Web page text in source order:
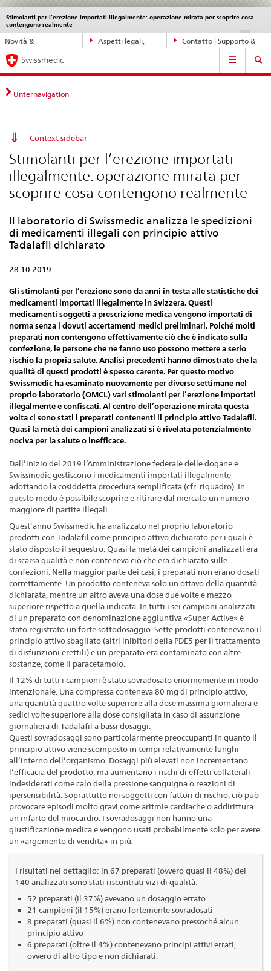
Navigazione
diretta:
novità,
aspetti
legali,
contatto
Novità &
Aspetti legali,
Contatto | Supporto &
Stimolanti per l’erezione importati illegalmente: operazione mirata per scoprire cosa
contengono realmente
DE IT
Service
navigation
Navigation
Swissmedic
Unternavigation
Context sidebar
Stimolanti per l’erezione importati
illegalmente: operazione mirata per
scoprire cosa contengono realmente
Il laboratorio di Swissmedic analizza le spedizioni
di medicamenti illegali con principio attivo
Tadalafil dichiarato
28.10.2019
Gli stimolanti per l’erezione sono da anni in testa alle statistiche dei
medicamenti importati illegalmente in Svizzera. Questi
medicamenti soggetti a prescrizione medica vengono importati di
norma senza i dovuti accertamenti medici preliminari. Poiché molti
preparati non contengono effettivamente ciò che è indicato sulla
confezione, le persone che ne fanno uso possono mettere a serio
rischio la propria salute. Analisi precedenti hanno dimostrato che la
qualità di questi prodotti è spesso carente. Per questo motivo
Swissmedic ha esaminato nuovamente per diverse settimane nel
proprio laboratorio (OMCL) vari stimolanti per l’erezione importati
illegalmente e confiscati. Al centro dell’operazione mirata questa
volta ci sono stati i preparati contenenti il principio attivo Tadalafil.
Quasi la metà dei campioni analizzati si è rivelata potenzialmente
nociva per la salute o inefficace.
Dall’inizio del 2019 l’Amministrazione federale delle dogane e
Swissmedic gestiscono i medicamenti importati illegalmente
adottando la cosiddetta procedura semplificata (cfr. riquadro). In
questo modo è possibile scoprire e ritirare dal mercato un numero
maggiore di partite illegali.
Quest’anno Swissmedic ha analizzato nel proprio laboratorio
prodotti con Tadalafil come principio attivo dichiarato per i quali è
stato disposto il sequestro. Quasi la metà dei campioni analizzati era
di scarsa qualità e non conteneva ciò che era dichiarato sulle
confezioni. Nella maggior parte dei casi, i preparati non erano dosati
correttamente. Un prodotto conteneva solo un ottavo della quantità
dichiarata, mentre un altro aveva una dose due volte e mezzo
superiore rispetto a quella indicata. In tutti i sei campioni analizzati
di un preparato con denominazione aggiuntiva «Super Active» è
stato registrato un forte sottodosaggio. Sette prodotti contenevano il
principio attivo sbagliato (altri inibitori della PDE5 per il trattamento
di disfunzioni erettili) e un preparato era contaminato con altre
sostanze, come il paracetamolo.
Il 12% di tutti i campioni è stato sovradosato enormemente in modo
intenzionale. Una compressa conteneva 80 mg di principio attivo,
una quantità quattro volte superiore alla dose massima giornaliera e
sedici volte superiore alla dose consigliata in caso di assunzione
giornaliera di Tadalafil a bassi dosaggi.
Questi sovradosaggi sono particolarmente preoccupanti in quanto il
principio attivo viene scomposto in tempi relativamente lunghi
all’interno dell’organismo. Dosaggi più elevati non incrementano
l’efficacia del prodotto, ma aumentano i rischi di effetti collaterali
indesiderati come calo della pressione sanguigna o reazioni di
ipersensibilità. Soprattutto nei soggetti con fattori di rischio, ciò può
provocare episodi molto gravi come aritmie cardiache o addirittura
un infarto del miocardio. I sovradosaggi non hanno una
giustificazione medica e vengono usati probabilmente solo per avere
un «argomento di vendita» in più.
I risultati nel dettaglio: in 67 preparati (ovvero quasi il 48%) dei
140 analizzati sono stati riscontrati vizi di qualità:
52 preparati (il 37%) avevano un dosaggio errato
21 campioni (il 15%) erano fortemente sovradosati
8 preparati (quasi il 6%) non contenevano pressoché alcun
principio attivo
6 preparati (oltre il 4%) contenevano principi attivi errati,
ovvero di altro tipo e non dichiarati.